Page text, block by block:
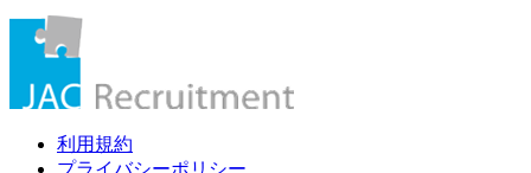
利用規約
プライバシーポリシー